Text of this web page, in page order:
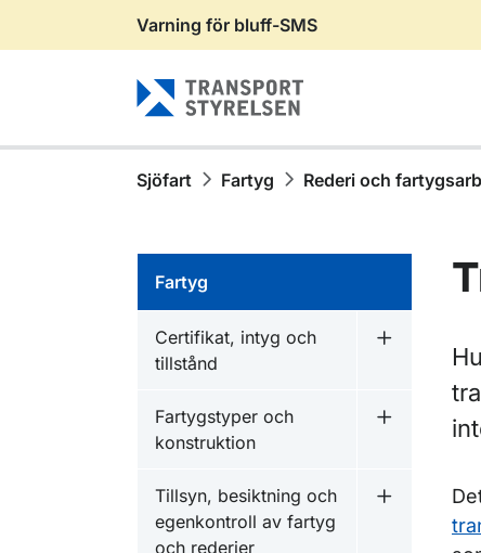
Gå till sidans innehåll
Varning för bluff-SMS
Sjöfart Fartyg Rederi och
Fartyg
Certifikat, intyg och
tillstånd
Fartygstyper och
konstruktion
Tillsyn, besiktning och
egenkontroll av fartyg
och rederier